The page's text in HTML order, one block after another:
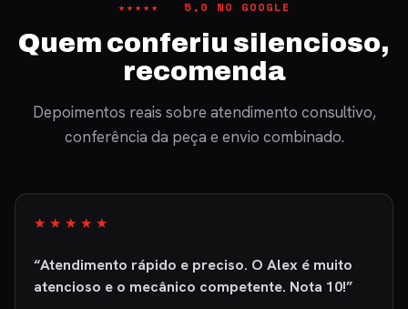
★★★★★ 5,0 NO GOOGLE
Quem conferiu silencioso,
recomenda
Depoimentos reais sobre atendimento consultivo,
conferência da peça e envio combinado.
★★★★★
“Atendimento rápido e preciso. O Alex é muito
atencioso e o mecânico competente. Nota 10!”